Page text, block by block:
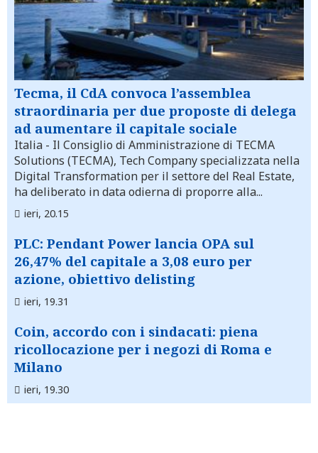
Tecma, il CdA convoca l’assemblea
straordinaria per due proposte di delega
ad aumentare il capitale sociale
Italia - Il Consiglio di Amministrazione di TECMA
Solutions (TECMA), Tech Company specializzata nella
Digital Transformation per il settore del Real Estate,
ha deliberato in data odierna di proporre alla...
ieri, 20.15
PLC: Pendant Power lancia OPA sul
26,47% del capitale a 3,08 euro per
azione, obiettivo delisting
ieri, 19.31
Coin, accordo con i sindacati: piena
ricollocazione per i negozi di Roma e
Milano
ieri, 19.30